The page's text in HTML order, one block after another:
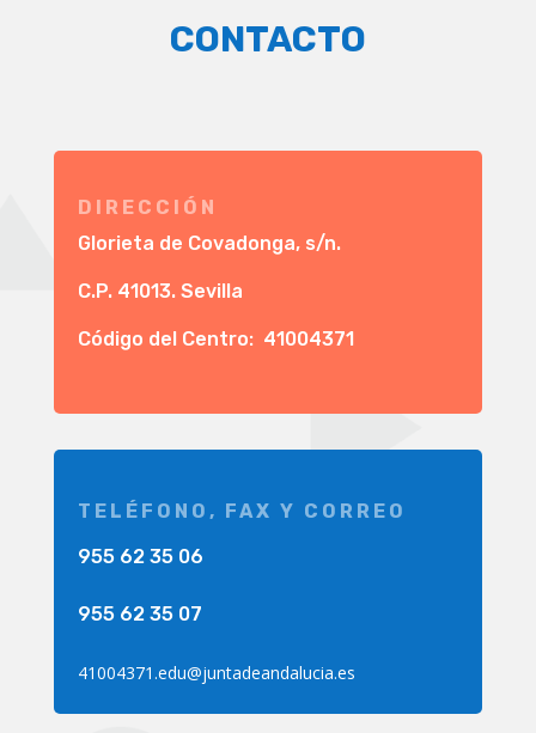
CONTACTO
DIRECCIÓN
Glorieta de Covadonga, s/n.
C.P. 41013. Sevilla
Código del Centro: 41004371
TELÉFONO, FAX Y CORREO
955 62 35 06
955 62 35 07
41004371.edu@juntadeandalucia.es